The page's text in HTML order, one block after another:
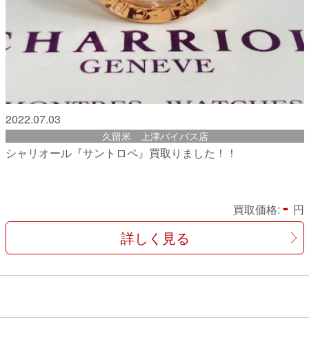
2022.07.03
久留米 上津バイパス店
シャリオール『サントロペ』買取りました！！
買取価格: - 円
詳しく見る